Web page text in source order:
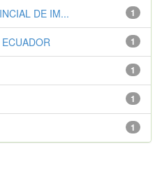
1
DE IM...
1
1
1
1